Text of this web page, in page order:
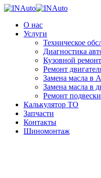
О нас
Услуги
Техническое
Диагностика
Кузовной ремонт
Ремонт
Замена масла
Замена масла в
Ремонт подвески
Калькулятор ТО
Запчасти
Контакты
Шиномонтаж